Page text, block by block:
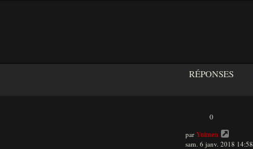
RÉPONSES
0
par Yuimen
sam. 6 janv. 2018 14:58